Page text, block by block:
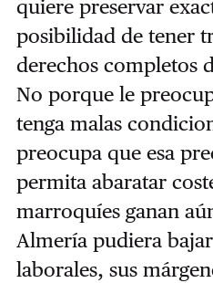
quiere preservar
posibilidad de tener
derechos completos
No porque le
tenga malas
preocupa que esa
permita abaratar
marroquíes ganan
Almería pudiera
laborales, sus